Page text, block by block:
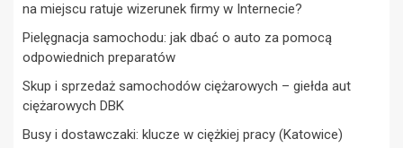
na miejscu ratuje wizerunek firmy w Internecie?
Pielęgnacja samochodu: jak dbać o auto za pomocą
odpowiednich preparatów
Skup i sprzedaż samochodów ciężarowych – giełda aut
ciężarowych DBK
Busy i dostawczaki: klucze w ciężkiej pracy (Katowice)